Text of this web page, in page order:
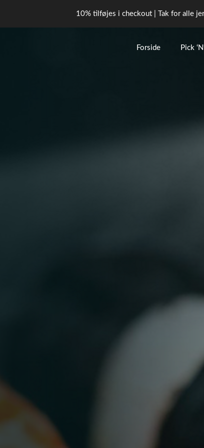
Forside Pick
10% tilføjes i checkout | Tak for alle